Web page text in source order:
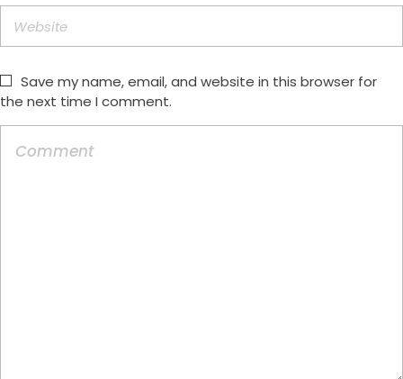
Save my name, email, and website in this browser for
the next time I comment.